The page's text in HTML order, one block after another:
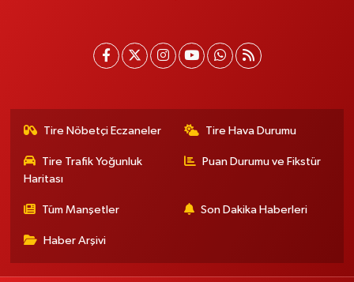
Tire Nöbetçi Eczaneler Tire Hava Durumu
Tire Trafik Yoğunluk
Haritası
Puan Durumu ve Fikstür
Tüm Manşetler Son Dakika Haberleri
Haber Arşivi